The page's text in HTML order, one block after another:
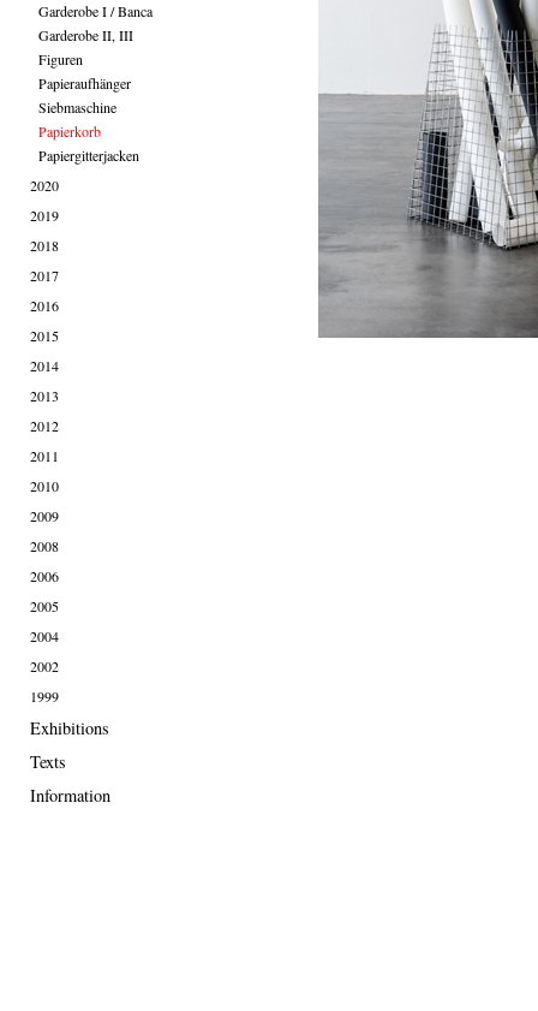
Garderobe I / Banca
Garderobe II, III
Figuren
Papieraufhänger
Siebmaschine
Papierkorb
Papiergitterjacken
2020
2019
2018
2017
2016
2015
2014
2013
2012
2011
2010
2009
2008
2006
2005
2004
2002
1999
Exhibitions
Texts
Information